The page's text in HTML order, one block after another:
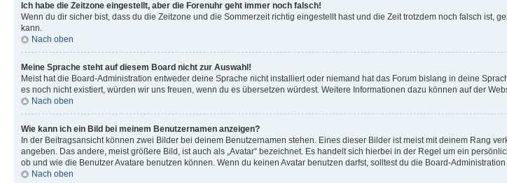
Ich habe die Zeitzone eingestellt, aber die Forenuhr geht immer noch falsch!
Wenn du dir sicher bist, dass du die Zeitzone und die Sommerzeit richtig eingestellt hast und die Zeit trotzdem noch falsch ist,
kann.
Nach oben
Meine Sprache steht auf diesem Board nicht zur Auswahl!
Meist hat die Board-Administration entweder deine Sprache nicht installiert oder niemand hat das Forum bislang in deine
es noch nicht existiert, würden wir uns freuen, wenn du es übersetzen würdest. Weitere Informationen dazu können auf der
Nach oben
Wie kann ich ein Bild bei meinem Benutzernamen anzeigen?
In der Beitragsansicht können zwei Bilder bei deinem Benutzernamen stehen. Eines dieser Bilder ist meist mit deinem Rang
angeben. Das andere, meist größere Bild, ist auch als „Avatar“ bezeichnet. Es handelt sich hierbei in der Regel um ein
ob und wie die Benutzer Avatare benutzen können. Wenn du keinen Avatar benutzen darfst, solltest du die Board-
Nach oben